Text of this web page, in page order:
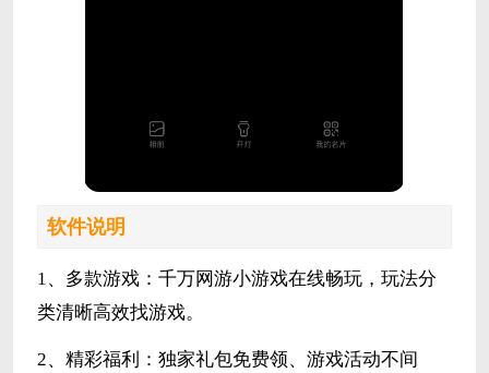
软件说明
1、多款游戏：千万网游小游戏在线畅玩，玩法分
类清晰高效找游戏。
2、精彩福利：独家礼包免费领、游戏活动不间